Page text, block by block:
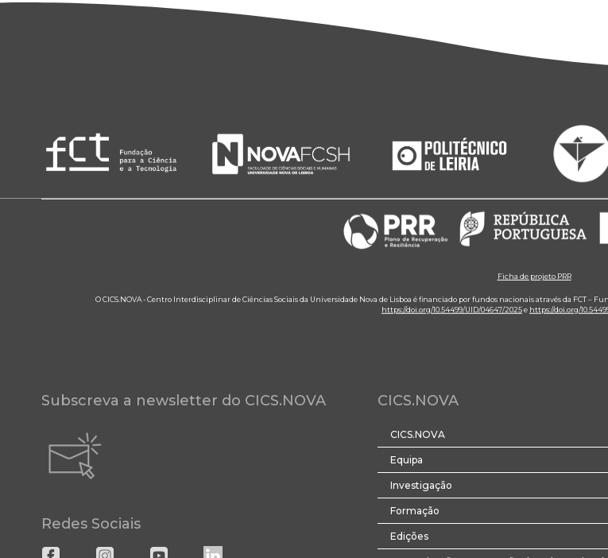
Ficha de projeto PRR
O CICS.NOVA - Centro Interdisciplinar de Ciências Sociais da Universidade Nova de Lisboa é financiado por fundos nacionais através da FCT –
https://doi.org/10.54499/UID/04647/2025e https://doi.org/
Subscreva a newsletter do CICS.NOVA
Redes Sociais
CICS.NOVA
CICS.NOVA
Equipa
Investigação
Formação
Edições